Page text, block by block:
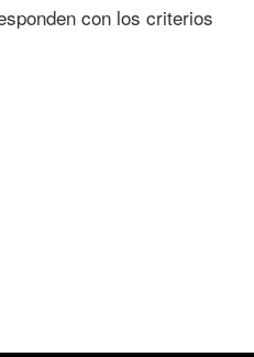
con los criterios